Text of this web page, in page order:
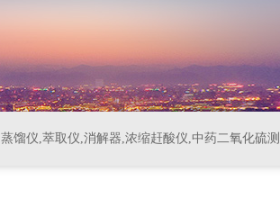
蒸馏仪,萃取仪,消解器,浓缩赶酸仪,中药二氧化硫